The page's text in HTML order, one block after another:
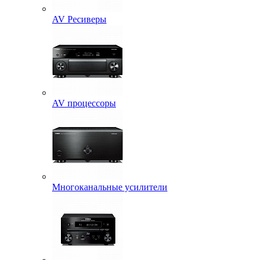
AV Ресиверы
AV процессоры
Многоканальные усилители